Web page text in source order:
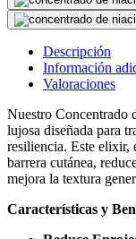
Descripción
Información
Valoraciones
Nuestro Concentrado
lujosa diseñada para
resiliencia. Este elixir,
barrera cutánea,
mejora la textura
Características y